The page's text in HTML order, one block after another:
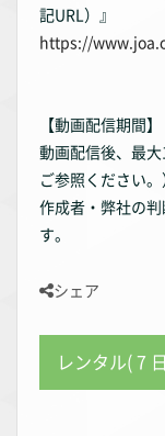
記URL）』
https://
【動画配信期間】
動画配信後、最
ご参照ください。
作成者・弊社の
す。
シェア
レンタル( 7